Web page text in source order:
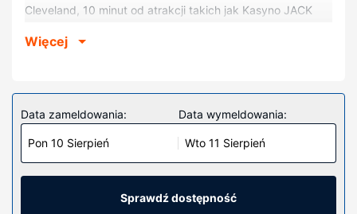
Cleveland, 10 minut od atrakcji takich jak Kasyno JACK
atrakcji takiej jak Galeria Sław Rock and Rolla i 1,2 km od
Poczuj się jak w domu w 189 klimatyzowanych pokojach,
których wyposażenie to lodówka i kuchenka mikrofalowa.
Bezpłatny bezprzewodowy dostęp do internetu zapewni
łączność ze światem, a 42-cal. telewizor LCD — rozrywkę.
Prywatna łazienka — wyposażenie: wanna połączona z
prysznicem, bezpłatne przybory toaletowe i suszarki do
Więcej
Data zameldowania:
Pon 10 Sierpień
Data wymeldowania:
Wto 11 Sierpień
Sprawdź dostępność